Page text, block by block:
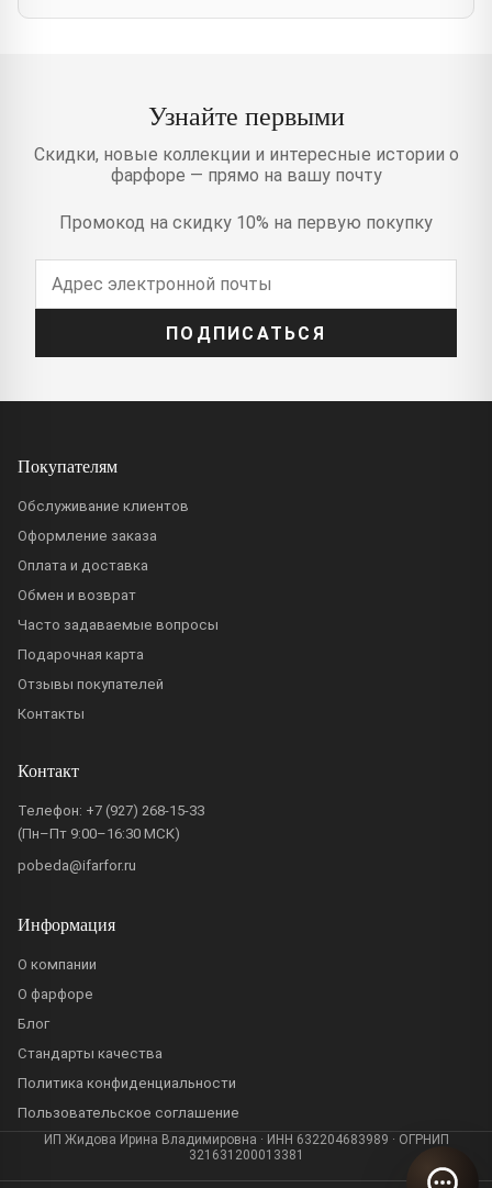
Узнайте первыми
Скидки, новые коллекции и интересные истории о
фарфоре — прямо на вашу почту
Промокод на скидку 10% на первую покупку
ПОДПИСАТЬСЯ
Покупателям
Обслуживание клиентов
Оформление заказа
Оплата и доставка
Обмен и возврат
Часто задаваемые вопросы
Подарочная карта
Отзывы покупателей
Контакты
Контакт
Телефон: +7 (927) 268-15-33
(Пн–Пт 9:00–16:30 МСК)
pobeda@ifarfor.ru
Информация
О компании
О фарфоре
Блог
Стандарты качества
Политика конфиденциальности
Пользовательское соглашение
ИП Жидова Ирина Владимировна · ИНН 632204683989 · ОГРНИП
321631200013381